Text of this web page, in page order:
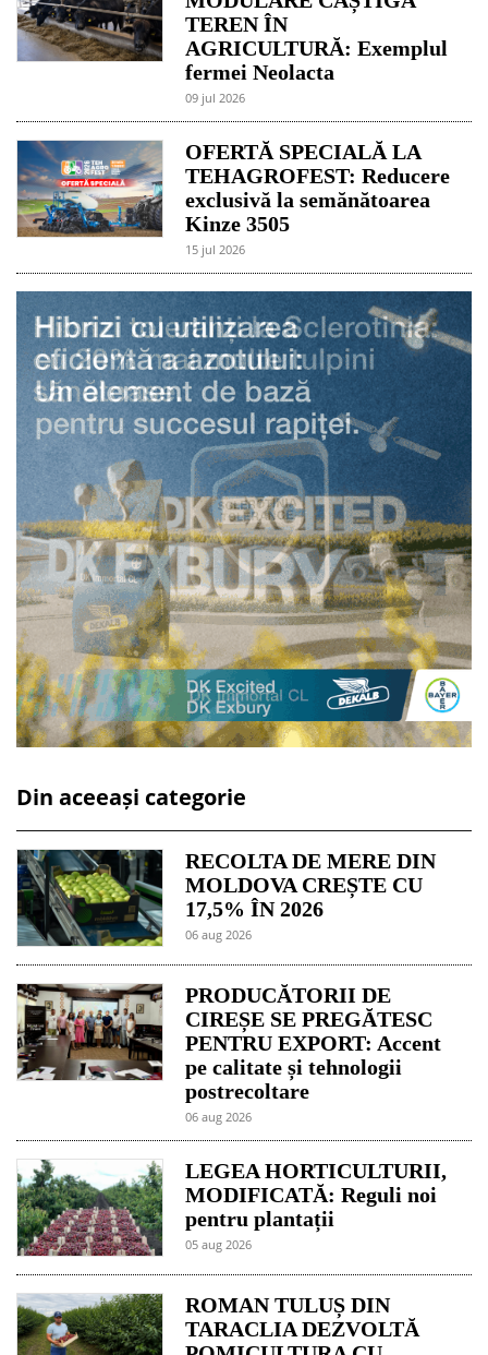
TEREN ÎN
AGRICULTURĂ: Exemplul
fermei Neolacta
09 jul 2026
OFERTĂ SPECIALĂ LA
TEHAGROFEST: Reducere
exclusivă la semănătoarea
Kinze 3505
15 jul 2026
Din aceeași categorie
RECOLTA DE MERE DIN
MOLDOVA CREȘTE CU
17,5% ÎN 2026
06 aug 2026
PRODUCĂTORII DE
CIREȘE SE PREGĂTESC
PENTRU EXPORT: Accent
pe calitate și tehnologii
postrecoltare
06 aug 2026
LEGEA HORTICULTURII,
MODIFICATĂ: Reguli noi
pentru plantații
05 aug 2026
ROMAN TULUȘ DIN
TARACLIA DEZVOLTĂ